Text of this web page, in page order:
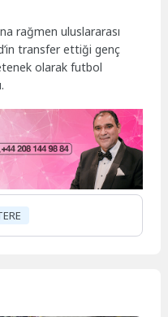
rağmen uluslararası
transfer ettiği genç
olarak futbol